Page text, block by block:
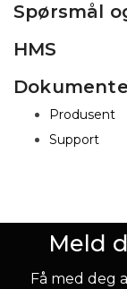
Spørsmål
HMS
Produsent
Support
Meld
Få med deg